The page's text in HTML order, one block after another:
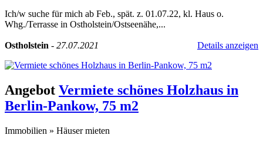
Ich/w suche für mich ab Feb., spät. z. 01.07.22, kl. Haus o.
Whg./Terrasse in Ostholstein/Ostseenähe,...
Ostholstein - 27.07.2021 Details anzeigen
Angebot Vermiete schönes Holzhaus in
Berlin-Pankow, 75 m2
Immobilien » Häuser mieten